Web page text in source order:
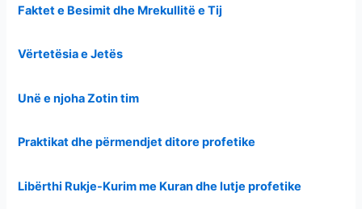
Faktet e Besimit dhe Mrekullitë e Tij
Vërtetësia e Jetës
Unë e njoha Zotin tim
Praktikat dhe përmendjet ditore profetike
Libërthi Rukje-Kurim me Kuran dhe lutje profetike